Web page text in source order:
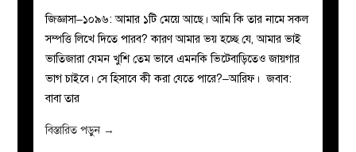
জিজ্ঞাসা–১০৯৬: আমার ১টি মেয়ে আছে। আমি কি তার নামে সকল
সম্পত্তি লিখে দিতে পারব? কারণ আমার ভয় হচ্ছে যে, আমার ভাই
ভাতিজারা যেমন খুশি তেম ভাবে এমনকি ভিটেবাড়িতেও জায়গার
ভাগ চাইবে। সে হিসাবে কী করা যেতে পারে?–আরিফ। জবাব:
বাবা তার
বিস্তারিত পড়ুন →